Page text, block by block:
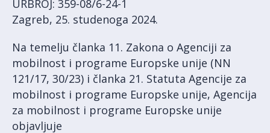
URBROJ: 359-08/6-24-1
Zagreb, 25. studenoga 2024.
Na temelju članka 11. Zakona o Agenciji za
mobilnost i programe Europske unije (NN
121/17, 30/23) i članka 21. Statuta Agencije za
mobilnost i programe Europske unije, Agencija
za mobilnost i programe Europske unije
objavljuje